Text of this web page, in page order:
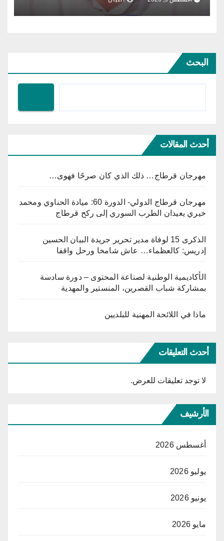
البحث
أحدث المقالات
مهرجان قرطاج… ذلك الذي كان صرحًا فهوى…
مهرجان قرطاج الدولي- الدورة 60: ميادة الحناوي ومحمد
خيري يعيدان الطرب السوري إلى ركح قرطاج
الذكرى 15 لوفاة مدير تحرير جريدة البيان الحسين
إدريس: كالعظماء… عاش شامخا ورحل واقفا
الأكاديمية الوطنية لصناعة المحتوى – دورة سادسة
بمشاركة شباب القصرين، المنستير والمهدية
ماذا في اللائحة المهنية للبلديين
أحدث التعليقات
لا توجد تعليقات للعرض.
الأرشيف
أغسطس 2026
يوليو 2026
يونيو 2026
مايو 2026